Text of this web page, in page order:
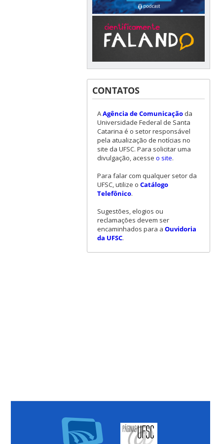
CONTATOS
AAgência de Comunicaçãoda
Universidade Federal de Santa
Catarina é o setor responsável
pela atualização de notícias no
site da UFSC. Para solicitar uma
divulgação, acesse o site.
Para falar com qualquer setor da
UFSC, utilize o Catálogo
Telefônico.
Sugestões, elogios ou
reclamações devem ser
encaminhados para a Ouvidoria
da UFSC.